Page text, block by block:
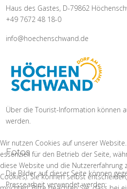
Haus des Gastes, D-79862
+49 7672 48 18-0
info@hoechenschwand.de
Über die Tourist-Information können
werden.
Fotos
Die Bilder auf dieser Seite können
Pressearbeit verwendet werden:
Wir nutzen Cookies auf unserer
essenziell für den Betrieb der Seite,
diese Website und die Nutzererfahrung
Cookies). Sie können selbst